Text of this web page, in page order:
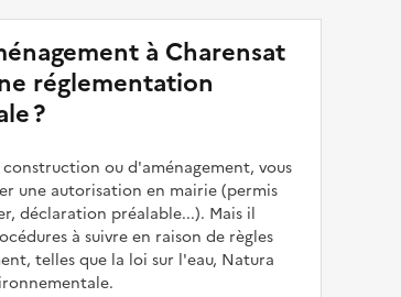
à Charensat
réglementation
?
construction ou d'aménagement, vous
une autorisation en mairie (permis
déclaration préalable...). Mais il
à suivre en raison de règles
telles que la loi sur l'eau, Natura